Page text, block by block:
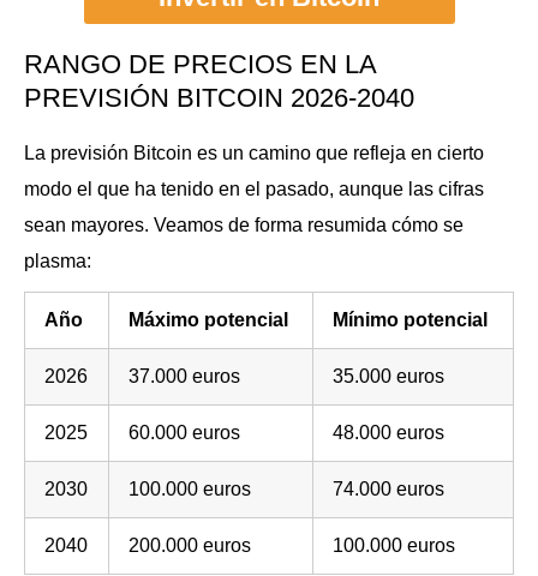
RANGO DE PRECIOS EN LA
PREVISIÓN BITCOIN 2026-2040
La previsión Bitcoin es un camino que refleja en cierto
modo el que ha tenido en el pasado, aunque las cifras
sean mayores. Veamos de forma resumida cómo se
plasma:
Año Máximo potencial Mínimo potencial
2026 37.000 euros 35.000 euros
2025 60.000 euros 48.000 euros
2030 100.000 euros 74.000 euros
2040 200.000 euros 100.000 euros